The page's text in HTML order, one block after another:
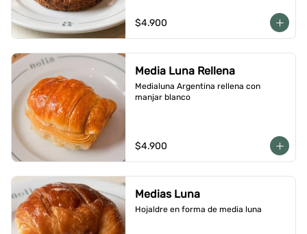
$4.900
Media Luna Rellena
Medialuna Argentina rellena con
manjar blanco
$4.900
Medias Luna
Hojaldre en forma de media luna